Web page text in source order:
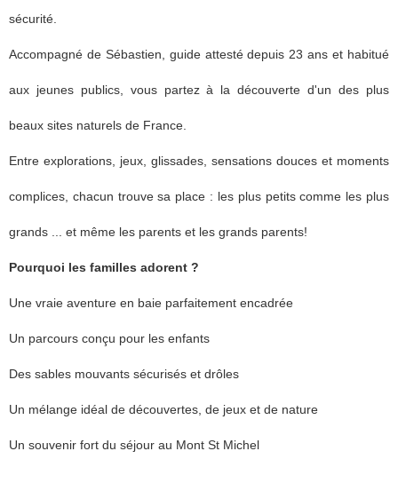
sécurité.
Accompagné de Sébastien, guide attesté depuis 23 ans et habitué
aux jeunes publics, vous partez à la découverte d'un des plus
beaux sites naturels de France.
Entre explorations, jeux, glissades, sensations douces et moments
complices, chacun trouve sa place : les plus petits comme les plus
grands ... et même les parents et les grands parents!
Pourquoi les familles adorent ?
Une vraie aventure en baie parfaitement encadrée
Un parcours conçu pour les enfants
Des sables mouvants sécurisés et drôles
Un mélange idéal de découvertes, de jeux et de nature
Un souvenir fort du séjour au Mont St Michel